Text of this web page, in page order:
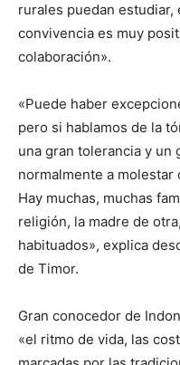
rurales puedan estudiar,
convivencia es muy
colaboración».
«Puede haber
pero si hablamos de la
una gran tolerancia y un
normalmente a
Hay muchas, muchas
religión, la madre de
habituados», explica
de Timor.
Gran conocedor de
«el ritmo de vida, las